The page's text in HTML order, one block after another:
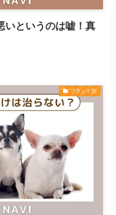
いというのは嘘！真
ブランド別